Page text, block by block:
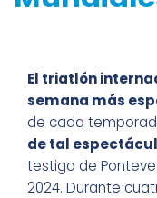
El triatlón
semana más
de cada
de tal
testigo de
2024. Durante